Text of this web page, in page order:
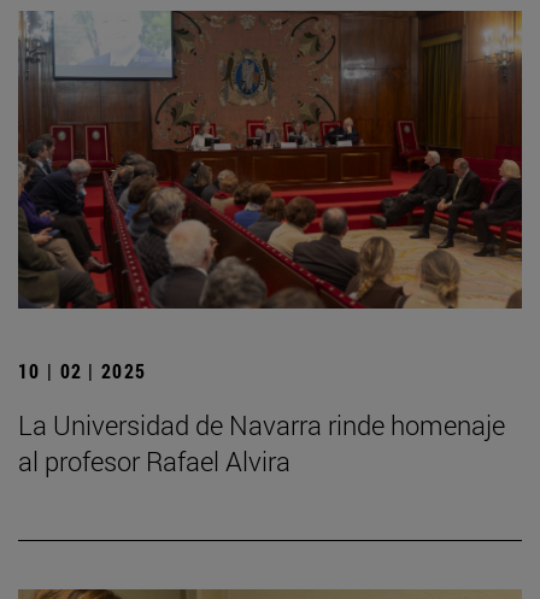
10 | 02 | 2025
La Universidad de Navarra rinde homenaje
al profesor Rafael Alvira